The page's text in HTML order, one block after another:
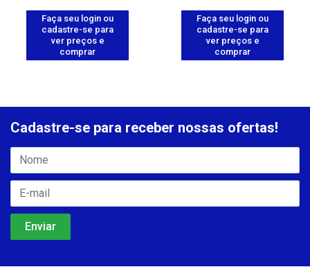
Faça seu login ou
cadastre-se para
ver preços e
comprar
Faça seu login ou
cadastre-se para
ver preços e
comprar
Cadastre-se para receber nossas ofertas!